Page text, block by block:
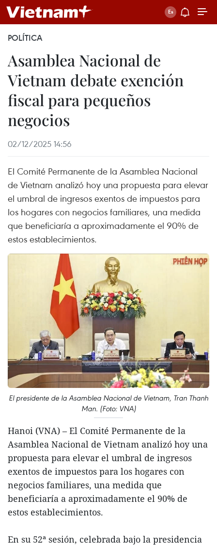
POLÍTICA
Asamblea Nacional de
Vietnam debate exención
fiscal para pequeños
negocios
02/12/2025 14:56
El Comité Permanente de la Asamblea Nacional
de Vietnam analizó hoy una propuesta para elevar
el umbral de ingresos exentos de impuestos para
los hogares con negocios familiares, una medida
que beneficiaría a aproximadamente el 90% de
estos establecimientos.
El presidente de la Asamblea Nacional de Vietnam, Tran Thanh
Man. (Foto: VNA)
Hanoi (VNA) – El Comité Permanente de la
Asamblea Nacional de Vietnam analizó hoy una
propuesta para elevar el umbral de ingresos
exentos de impuestos para los hogares con
negocios familiares, una medida que
beneficiaría a aproximadamente el 90% de
estos establecimientos.
En su 52ª sesión, celebrada bajo la presidencia